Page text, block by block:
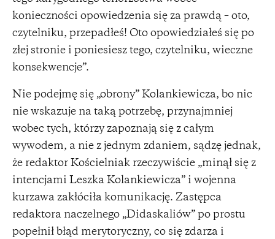
konieczności opowiedzenia się za prawdą – oto,
czytelniku, przepadłeś! Oto opowiedziałeś się po
złej stronie i poniesiesz tego, czytelniku, wieczne
konsekwencje”.
Nie podejmę się „obrony” Kolankiewicza, bo nic
nie wskazuje na taką potrzebę, przynajmniej
wobec tych, którzy zapoznają się z całym
wywodem, a nie z jednym zdaniem, sądzę jednak,
że redaktor Kościelniak rzeczywiście „minął się z
intencjami Leszka Kolankiewicza” i wojenna
kurzawa zakłóciła komunikację. Zastępca
redaktora naczelnego „Didaskaliów” po prostu
popełnił błąd merytoryczny, co się zdarza i